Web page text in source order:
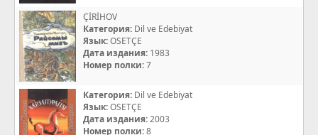
ÇİRİHOV
Категория: Dil ve Edebiyat
Язык:OSETÇE
Дата издания: 1983
Номер полки:7
Категория: Dil ve Edebiyat
Язык:OSETÇE
Дата издания:2003
Номер полки:8